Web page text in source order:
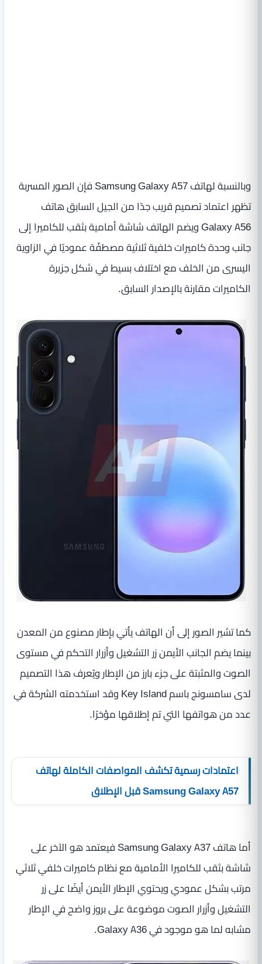
وبالنسبة لهاتف Samsung Galaxy A57 فإن الصور المسربة
تظهر اعتماد تصميم قريب جدًا من الجيل السابق هاتف
Galaxy A56 ويضم الهاتف شاشة أمامية بثقب للكاميرا إلى
جانب وحدة كاميرات خلفية ثلاثية مصطفّة عموديًا في الزاوية
اليسرى من الخلف مع اختلاف بسيط في شكل جزيرة
الكاميرات مقارنة بالإصدار السابق.
كما تشير الصور إلى أن الهاتف يأتي بإطار مصنوع من المعدن
بينما يضم الجانب الأيمن زر التشغيل وأزرار التحكم في مستوى
الصوت والمثبتة على جزء بارز من الإطار ويُعرف هذا التصميم
لدى سامسونج باسم Key Island وقد استخدمته الشركة في
عدد من هواتفها التي تم إطلاقها مؤخرًا.
اعتمادات رسمية تكشف المواصفات الكاملة لهاتف
Samsung Galaxy A57 قبل الإطلاق
أما هاتف Samsung Galaxy A37 فيعتمد هو الآخر على
شاشة بثقب للكاميرا الأمامية مع نظام كاميرات خلفي ثلاثي
مرتب بشكل عمودي ويحتوي الإطار الأيمن أيضًا على زر
التشغيل وأزرار الصوت موضوعة على بروز واضح في الإطار
مشابه لما هو موجود في Galaxy A36.